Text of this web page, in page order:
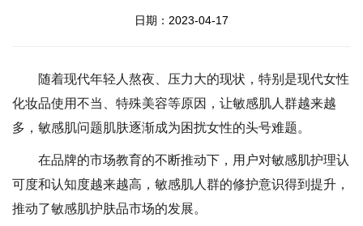
日期：2023-04-17
随着现代年轻人 熬夜、压力大的现状，特别是现代女性
化妆品使用不当、特殊美容等原因，让敏感肌人群越来越
多，敏感肌问题肌肤逐渐成为困扰女性的头号难题。
在品牌的市场教育的不断推动下，用户对敏感肌护理认
可度和认知度越来越高，敏感肌人群的修护意识得到提升，
推动了敏感肌护肤品市场的发展。